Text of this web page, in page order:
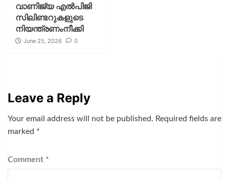
വാണിജ്യ എൽപിജി
സിലിണ്ടറുകളുടെ
നിയന്ത്രണംനീക്കി
June 25, 2026 0
Leave a Reply
Your email address will not be published. Required fields are
marked *
Comment *